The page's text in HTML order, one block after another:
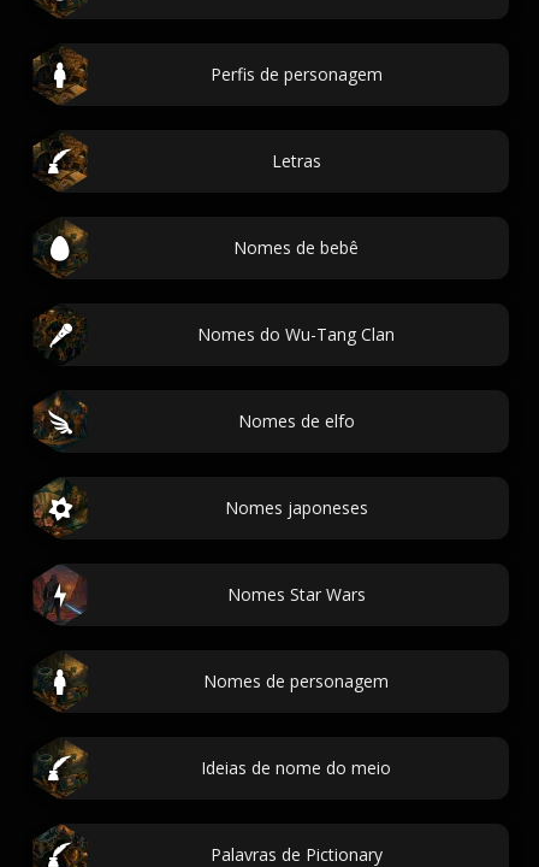
Perfis de personagem
Letras
Nomes de bebê
Nomes do Wu-Tang Clan
Nomes de elfo
Nomes japoneses
Nomes Star Wars
Nomes de personagem
Ideias de nome do meio
Palavras de Pictionary